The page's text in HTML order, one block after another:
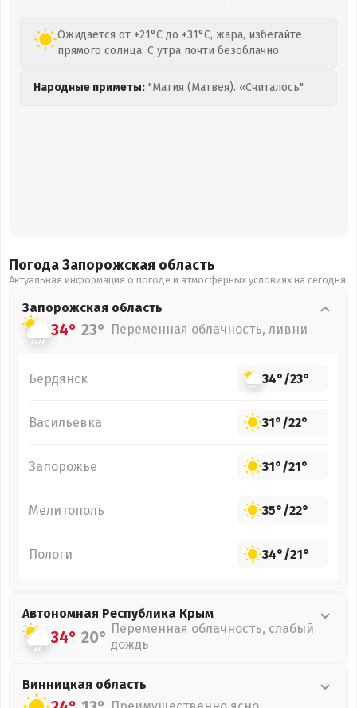
Ожидается от +21°C до +31°C, жара, избегайте
прямого солнца. С утра почти безоблачно.
Народные приметы: "Матия (Матвея). «Считалось"
Погода Запорожская область
Актуальная информация о погоде и атмосферных условиях на сегодня
Запорожская область
34° 23° Переменная облачность, ливни
Бердянск 34°/23°
Васильевка 31°/22°
Запорожье 31°/21°
Мелитополь 35°/22°
Пологи 34°/21°
Автономная Республика Крым
34° 20° Переменная облачность, слабый
дождь
Винницкая область